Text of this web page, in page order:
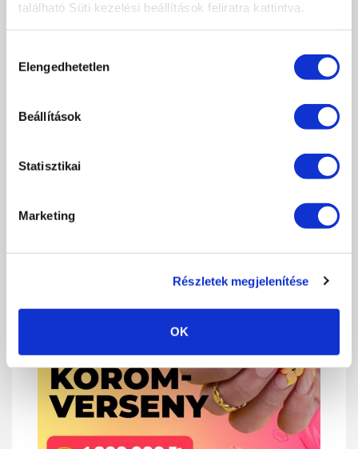
található Süti kezelési beállítások feliratra kattintva.
kiválasztása
Elengedhetetlen
Beállítások
Statisztikai
Marketing
Részletek megjelenítése
OK
VISSZA TOVÁBBIAK
KAPCSOLÓDÓ FRISS MŰKÖRÖM